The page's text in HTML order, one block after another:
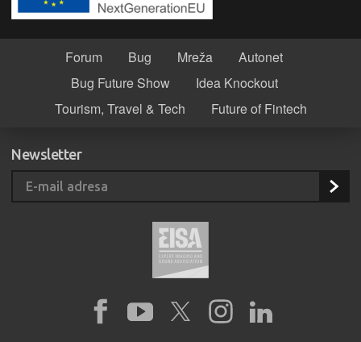
Forum Bug Mreža
Autonet
Bug Future Show
Idea Knockout
Tourism, Travel & Tech
Future of Fintech
Newsletter